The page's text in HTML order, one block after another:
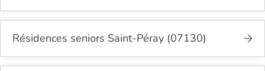
Résidences seniors Saint-Péray (07130)